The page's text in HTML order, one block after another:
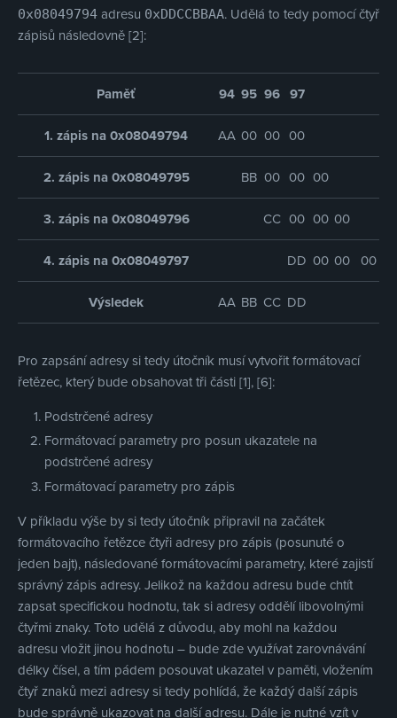
0x08049794 adresu 0xDDCCBBAA. Udělá to tedy pomocí čtyř
zápisů následovně [2]:
Paměť 94 95 96 97
1. zápis na 0x08049794 AA 00 00 00
2. zápis na 0x08049795 BB 00 00 00
3. zápis na 0x08049796 CC 00 00 00
4. zápis na 0x08049797 DD 00 00 00
Výsledek AA BB CC DD
Pro zapsání adresy si tedy útočník musí vytvořit formátovací
řetězec, který bude obsahovat tři části [1], [6]:
Podstrčené adresy
Formátovací parametry pro posun ukazatele na
podstrčené adresy
Formátovací parametry pro zápis
V příkladu výše by si tedy útočník připravil na začátek
formátovacího řetězce čtyři adresy pro zápis (posunuté o
jeden bajt), následované formátovacími parametry, které zajistí
správný zápis adresy. Jelikož na každou adresu bude chtít
zapsat specifickou hodnotu, tak si adresy oddělí libovolnými
čtyřmi znaky. Toto udělá z důvodu, aby mohl na každou
adresu vložit jinou hodnotu – bude zde využívat zarovnávání
délky čísel, a tím pádem posouvat ukazatel v paměti, vložením
čtyř znaků mezi adresy si tedy pohlídá, že každý další zápis
bude správně ukazovat na další adresu. Dále je nutné vzít v